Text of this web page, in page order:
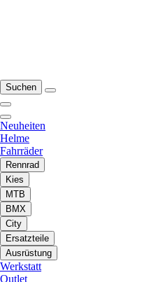
Suchen
Neuheiten
Helme
Fahrräder
Rennrad
Kies
MTB
BMX
City
Ersatzteile
Ausrüstung
Werkstatt
Outlet